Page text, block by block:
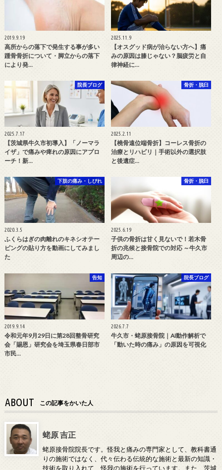
2019.9.19
高所からの落下で発生する事が多い
踵骨骨折について・脚立からの落下
により発…
2025.11.9
【オスグッド病が治らない方へ】痛
みの原因は膝じゃない？脳疲労と自
律神経に…
院長ブログ
2025.7.17
【茨城県牛久市初導入】「ノーマラ
イザ」で痛みや痺れの原因にアプロ
ーチ！新…
骨折・脱臼
2025.2.11
【橈骨遠位端骨折】コーレス骨折の
治療とリハビリ｜手術以外の選択肢
と後遺症…
下肢の痛み・しびれ
2020.3.5
ふくらはぎの肉離れのキネシオテー
ピングの貼り方を動画にしてみまし
た
骨折・脱臼
2025.6.19
子供の骨折は甘く見ないで！若木骨
折の兆候と接骨院での対応 ～牛久市
周辺の…
告知
2019.9.14
令和元年9月29日に第28回整骨研究
会「賜恩」研究会を埼玉県春日部市
市民…
院長ブログ
2026.7.7
牛久市・蛯原接骨院｜AI動作解析で
「動いた時の痛み」の原因を可視化
ABOUT この記事をかいた人
蛯原 吉正
蛯原接骨院院長です。怪我と痛みの専門家として、教科書通
りの施術ではなく、代々伝わる伝統的な施術と最新の知識・
技術を取り入れて、怪我の施術を行っています。また、茨城